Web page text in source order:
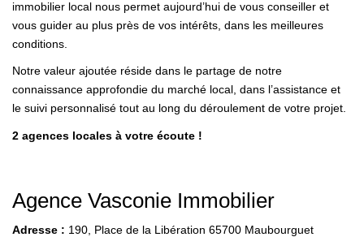
immobilier local nous permet aujourd’hui de vous conseiller et
vous guider au plus près de vos intérêts, dans les meilleures
conditions.
Notre valeur ajoutée réside dans le partage de notre
connaissance approfondie du marché local, dans l’assistance et
le suivi personnalisé tout au long du déroulement de votre projet.
2 agences locales à votre écoute !
Agence Vasconie Immobilier
Adresse : 190, Place de la Libération 65700 Maubourguet